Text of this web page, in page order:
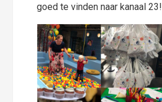
goed te vinden naar kanaal 23!